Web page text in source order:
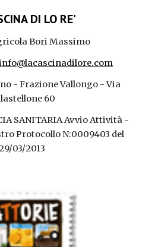
DI LO RE'
Bori Massimo
- Frazione Vallongo - Via
60
SANITARIA Avvio Attività -
Protocollo N:0009403 del
03/2013